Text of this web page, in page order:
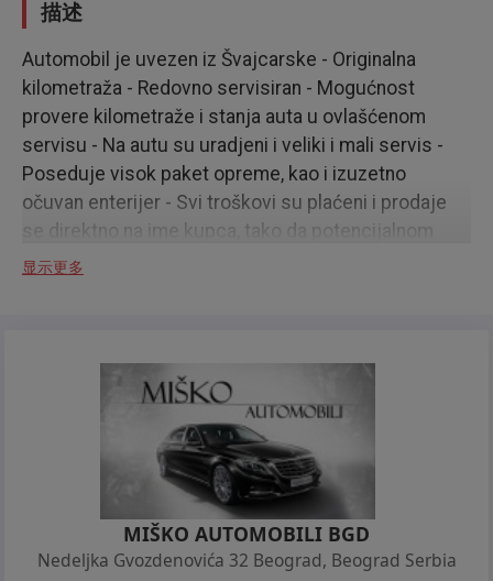
描述
Automobil je uvezen iz Švajcarske - Originalna
kilometraža - Redovno servisiran - Mogućnost
provere kilometraže i stanja auta u ovlašćenom
servisu - Na autu su uradjeni i veliki i mali servis -
Poseduje visok paket opreme, kao i izuzetno
očuvan enterijer - Svi troškovi su plaćeni i prodaje
se direktno na ime kupca, tako da potencijalnom
kupcu preostaje samo registracija, a kompletnu
显示更多
MIŠKO AUTOMOBILI BGD
Nedeljka Gvozdenovića 32 Beograd, Beograd Serbia